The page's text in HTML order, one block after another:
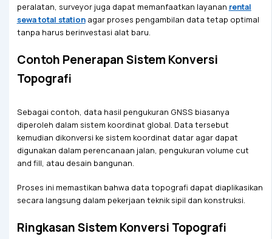
peralatan, surveyor juga dapat memanfaatkan layanan rental
sewa total stationagar proses pengambilan data tetap optimal
tanpa harus berinvestasi alat baru.
Contoh Penerapan Sistem Konversi
Topografi
Sebagai contoh, data hasil pengukuran GNSS biasanya
diperoleh dalam sistem koordinat global. Data tersebut
kemudian dikonversi ke sistem koordinat datar agar dapat
digunakan dalam perencanaan jalan, pengukuran volume cut
and fill, atau desain bangunan.
Proses ini memastikan bahwa data topografi dapat diaplikasikan
secara langsung dalam pekerjaan teknik sipil dan konstruksi.
Ringkasan Sistem Konversi Topografi